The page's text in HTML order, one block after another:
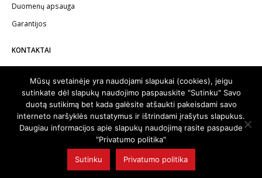
Duomenų apsauga
Garantijos
KONTAKTAI
Telefonas:+370 602 62622
El.paštas: info@autodalykai.lt
© 2024. Visos teisės saugomos | Svetainę sukūrė:svetainesideja.lt
Mūsų svetainėje yra naudojami slapukai (cookies), jeigu
sutinkate dėl slapukų naudojimo paspauskite "Sutinku" Savo
duotą sutikimą bet kada galėsite atšaukti pakeisdami savo
interneto naršyklės nustatymus ir ištrindami įrašytus slapukus.
Daugiau informacijos apie slapukų naudojimą rasite paspaude
"Privatumo politika"
Sutinku Privatumo politika